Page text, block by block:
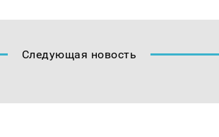
Следующая новость